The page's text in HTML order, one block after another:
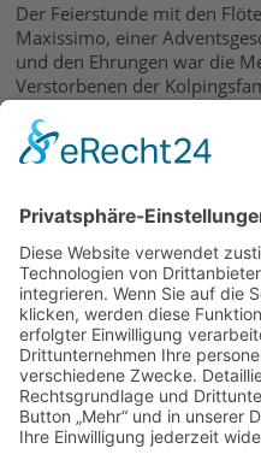
Der Feierstunde mit den
Maxissimo, einer
und den Ehrungen war die
Verstorbenen der
Auf dem Bild (mit
Lupper. Auf dem Bild fehlt:
09.01.2017
zurück
Links